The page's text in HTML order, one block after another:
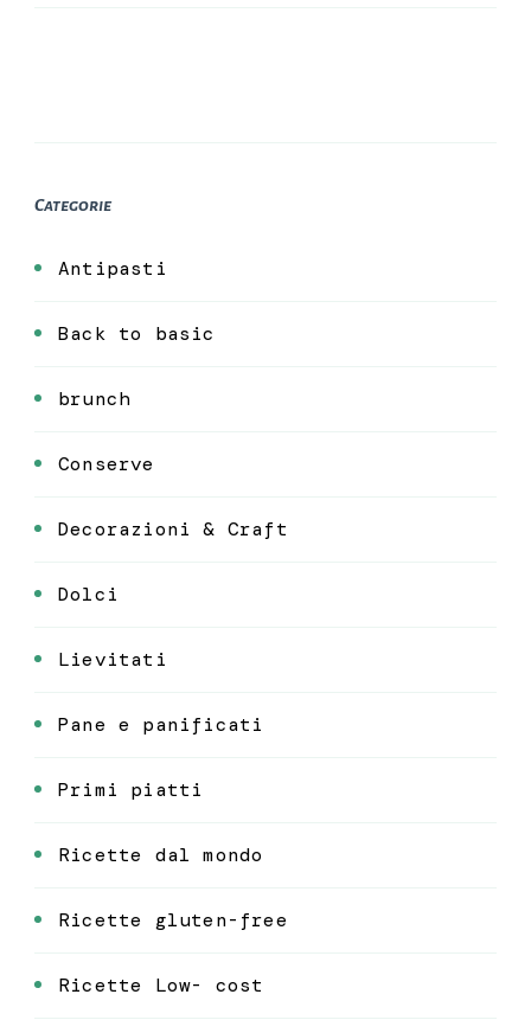
Categorie
Antipasti
Back to basic
brunch
Conserve
Decorazioni & Craft
Dolci
Lievitati
Pane e panificati
Primi piatti
Ricette dal mondo
Ricette gluten-free
Ricette Low- cost